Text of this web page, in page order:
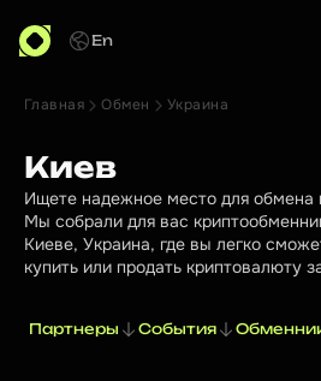
En
Главная Обмен Украина
Киев
Ищете надежное место для обмена
Мы собрали для вас
Киеве, Украина, где вы легко
купить или продать криптовалюту
Партнеры События